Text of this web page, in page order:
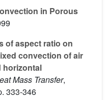
in Porous
of aspect ratio on
convection of air
horizontal
Mass Transfer,
333-346